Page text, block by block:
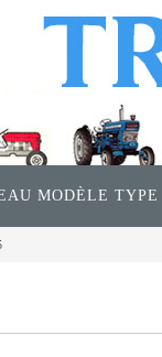
MODÈLE